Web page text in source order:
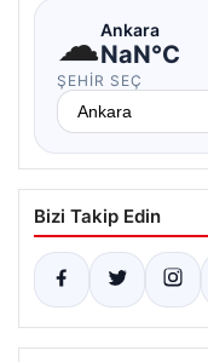
☁Ankara
NaN°C
ŞEHIR SEÇ
Bizi Takip Edin